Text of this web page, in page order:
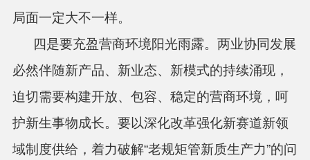
局面一定大不一样。
四是要充盈营商环境阳光雨露。两业协同发展
必然伴随新产品、新业态、新模式的持续涌现，
迫切需要构建开放、包容、稳定的营商环境，呵
护新生事物成长。要以深化改革强化新赛道新领
域制度供给，着力破解“老规矩管新质生产力”的问